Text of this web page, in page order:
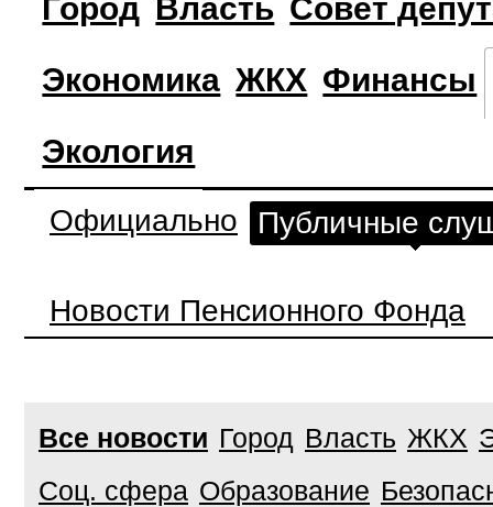
Город Власть Совет
Экономика ЖКХ Финансы
Экология
Официально Публичные
Новости Пенсионного Фонда
Все новости Город Власть ЖКХ
Соц. сфера Образование